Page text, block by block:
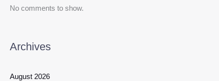
No comments to show.
Archives
August 2026